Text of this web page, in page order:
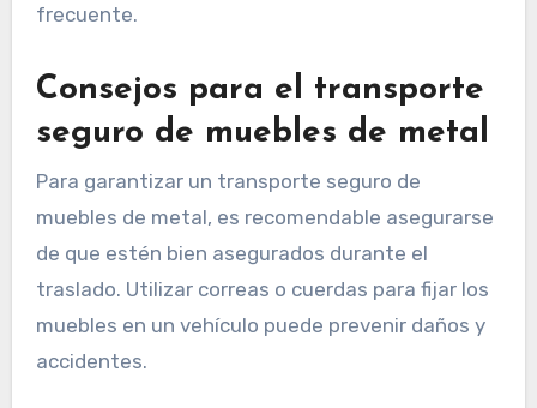
frecuente.
Consejos para el transporte
seguro de muebles de metal
Para garantizar un transporte seguro de
muebles de metal, es recomendable asegurarse
de que estén bien asegurados durante el
traslado. Utilizar correas o cuerdas para fijar los
muebles en un vehículo puede prevenir daños y
accidentes.